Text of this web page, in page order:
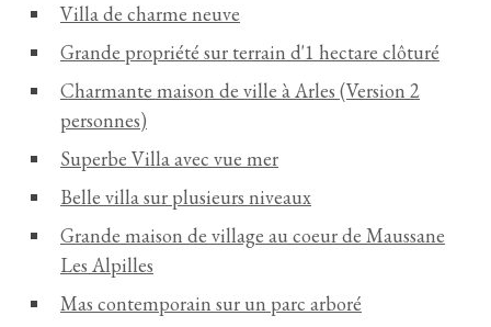
Villa de charme neuve
Grande propriété sur terrain d'1 hectare clôturé
Charmante maison de ville à Arles (Version 2
personnes)
Superbe Villa avec vue mer
Belle villa sur plusieurs niveaux
Grande maison de village au coeur de Maussane
Les Alpilles
Mas contemporain sur un parc arboré